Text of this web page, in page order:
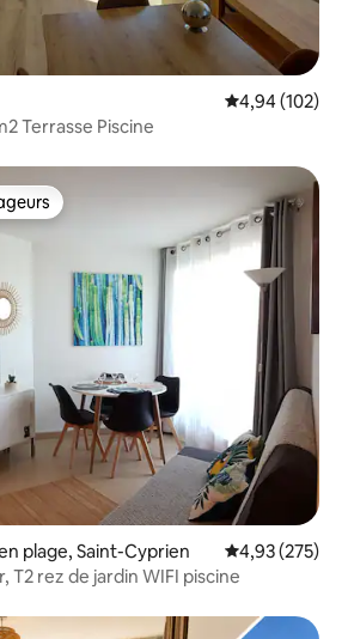
Note
4,94 (102)
Terrasse Piscine
plage, Saint-Cyprien Note
4,93 (275)
T2 rez de jardin WIFI piscine